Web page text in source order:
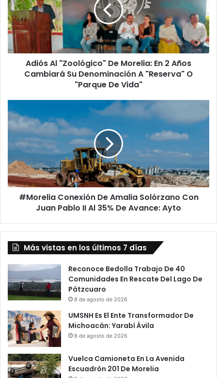
Morelia:
En
2
Años
Cambiará
Denominación
"Parque
De
Vida"
Adiós Al "Zoológico" De Morelia: En 2 Años
Cambiará Su Denominación A "Reserva" O
"Parque De Vida"
Conexión
Amalia
Solórzano
Juan
Pablo
II
#Morelia Conexión De Amalia Solórzano Con
Juan Pablo II Al 35% De Avance: Ayto
Más vistas en los últimos 7 días
Reconoce Bedolla Trabajo De 40
Comunidades En Rescate Del Lago De
Pátzcuaro
8 de agosto de 2026
UMSNH Es El Ente Transformador De
Michoacán: Yarabí Ávila
8 de agosto de 2026
Vuelca Camioneta En La Avenida
Escuadrón 201 De Morelia